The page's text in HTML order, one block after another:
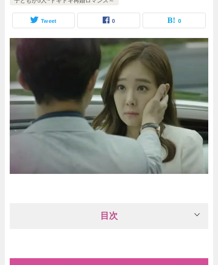
Tweet 0 0
目次